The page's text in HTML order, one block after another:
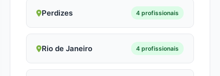
Perdizes 4 profissionais
Rio de Janeiro 4 profissionais